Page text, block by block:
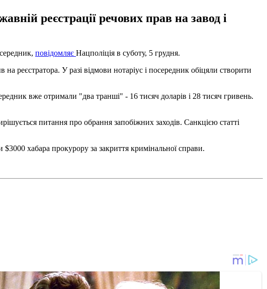
реєстрації речових прав на завод і
повідомляє Нацполіція в суботу, 5 грудня.
реєстратора. У разі відмови нотаріус і посередник обіцяли створити
вже отримали "два транші" - 16 тисяч доларів і 28 тисяч гривень.
питання про обрання запобіжних заходів. Санкцією статті
хабара прокурору за закриття кримінальної справи.